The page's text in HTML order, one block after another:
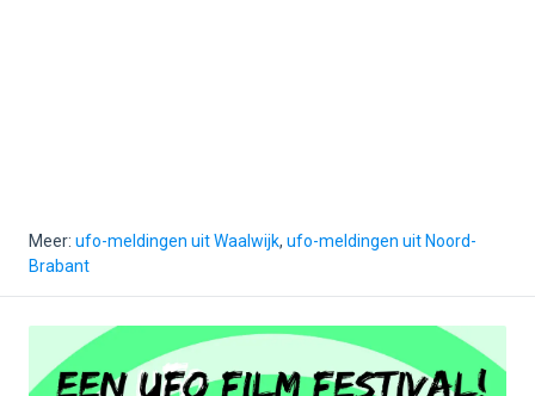
Meer: ufo-meldingen uit Waalwijk, ufo-meldingen uit Noord-
Brabant